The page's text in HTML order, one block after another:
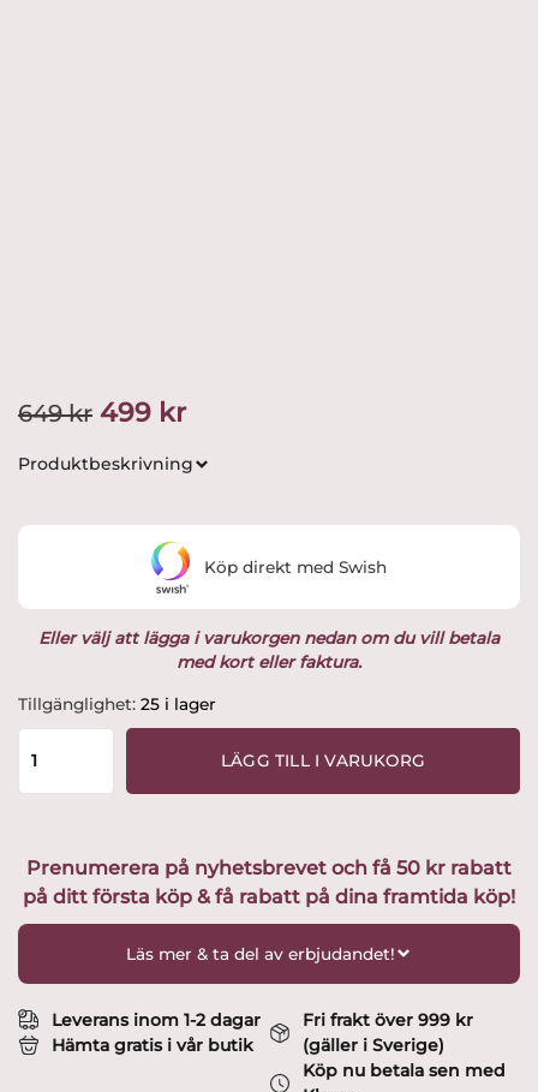
649kr Det
ursprungliga
649 kr.
499 krDet
nuvarande
är:
499 kr.
Produktbeskrivning
Eller välj att lägga i varukorgen nedan om du vill betala
med kort eller faktura.
Tillgänglighet: 25 i lager
Bella
Brödskrin
utvald
Glasprinsen
LÄGG TILL I VARUKORG
Köp direkt med Swish
Prenumerera på nyhetsbrevet och få 50 kr rabatt
på ditt första köp & få rabatt på dina framtida köp!
Läs mer & ta del av erbjudandet!
Leverans inom 1-2 dagar
Hämta gratis i vår butik
Fri frakt över 999 kr
(gäller i Sverige)
Köp nu betala sen med